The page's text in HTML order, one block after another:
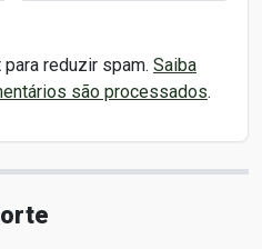
reduzir spam. Saiba
são processados.